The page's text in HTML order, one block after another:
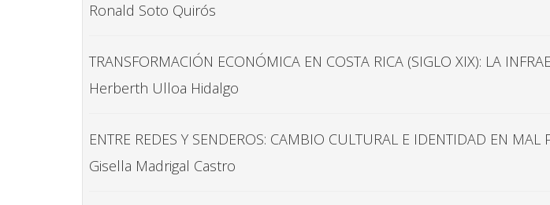
Ronald Soto Quirós
TRANSFORMACIÓN ECONÓMICA EN COSTA RICA (SIGLO XIX): LA
Herberth Ulloa Hidalgo
ENTRE REDES Y SENDEROS: CAMBIO CULTURAL E IDENTIDAD EN MAL
Gisella Madrigal Castro